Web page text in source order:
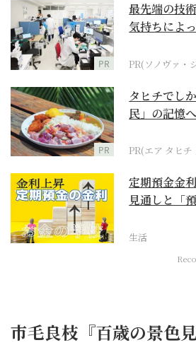
PR
最先端の技
気持ちによ
PR(ソノヴァ・
PR
タヒチでし
民」の記憶
PR(エア タヒチ
定期預金金
見通しと「
生活
市毛良枝『百歳の景色